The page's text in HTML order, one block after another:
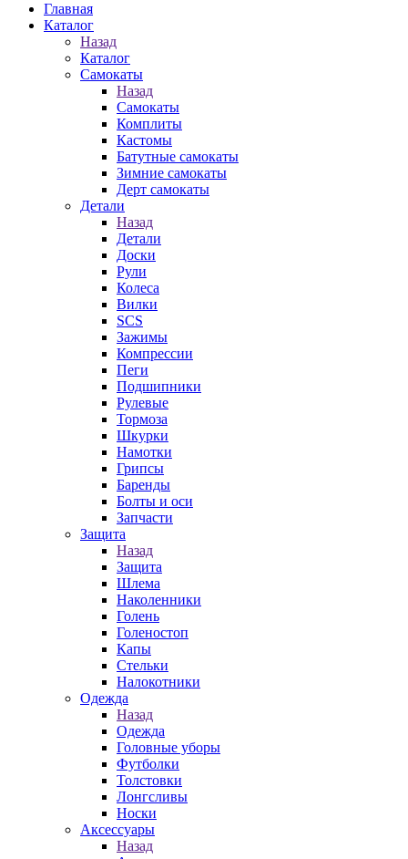
Главная
Каталог
Назад
Каталог
Самокаты
Назад
Самокаты
Комплиты
Кастомы
Батутные самокаты
Зимние самокаты
Дерт самокаты
Детали
Назад
Детали
Доски
Рули
Колеса
Вилки
SCS
Зажимы
Компрессии
Пеги
Подшипники
Рулевые
Тормоза
Шкурки
Намотки
Грипсы
Баренды
Болты и оси
Запчасти
Защита
Назад
Защита
Шлема
Наколенники
Голень
Голеностоп
Капы
Стельки
Налокотники
Одежда
Назад
Одежда
Головные уборы
Футболки
Толстовки
Лонгсливы
Носки
Аксессуары
Назад